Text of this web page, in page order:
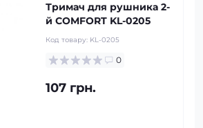
Тримач для рушника 2-
й COMFORT KL-0205
Код товару: KL-0205
0
107 грн.